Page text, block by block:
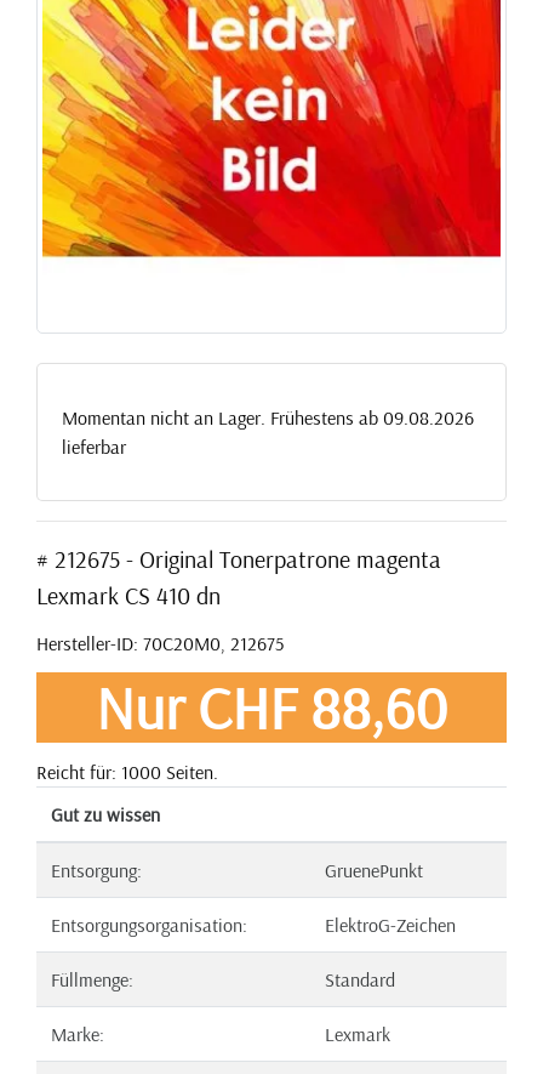
Momentan nicht an Lager. Frühestens ab 09.08.2026
lieferbar
# 212675 - Original Tonerpatrone magenta
Lexmark CS 410 dn
Hersteller-ID: 70C20M0, 212675
Nur CHF 88,60
Reicht für: 1000 Seiten.
Gut zu wissen
Entsorgung: GruenePunkt
Entsorgungsorganisation: ElektroG-Zeichen
Füllmenge: Standard
Marke: Lexmark